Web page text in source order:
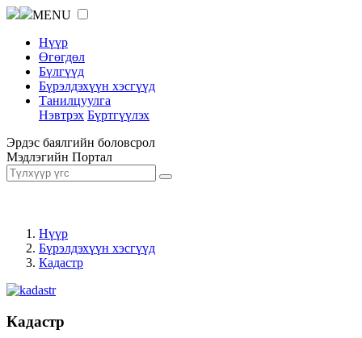
MENU
Нүүр
Өгөгдөл
Бүлгүүд
Бүрэлдэхүүн хэсгүүд
Танилцуулга
Нэвтрэх Бүртгүүлэх
Эрдэс баялгийн боловсрол
Мэдлэгийн Портал
Нүүр
Бүрэлдэхүүн хэсгүүд
Кадастр
Кадастр